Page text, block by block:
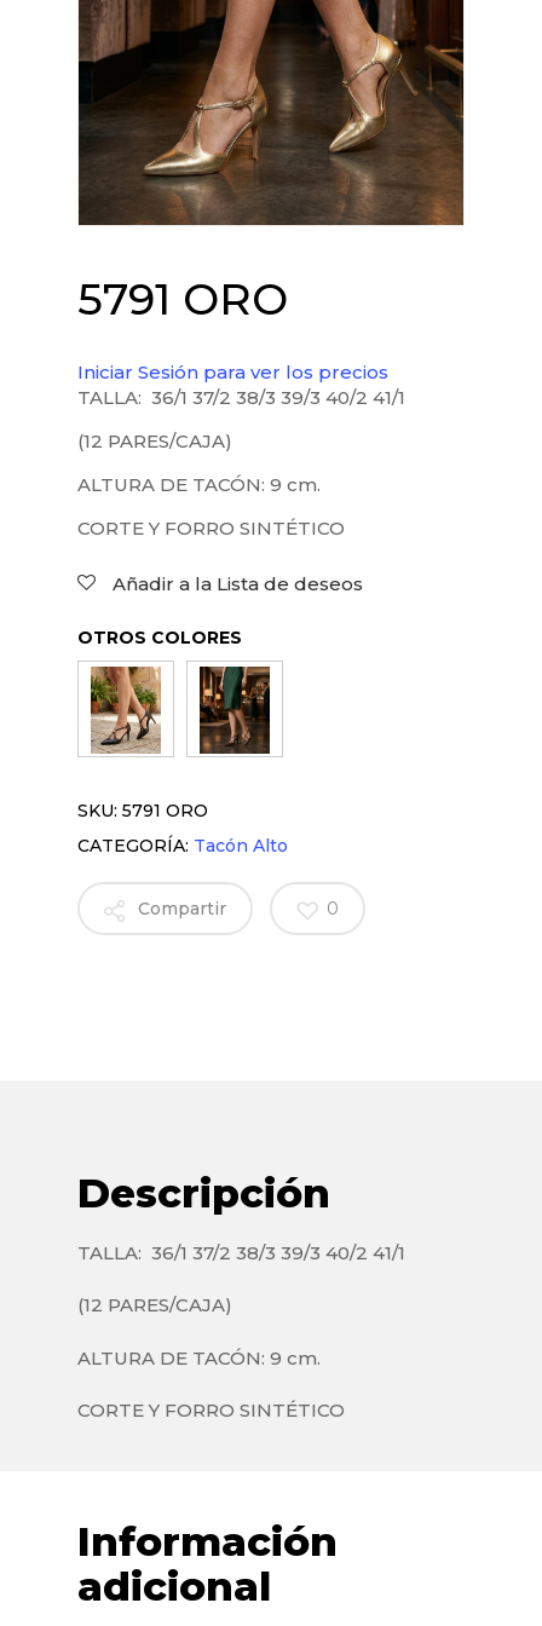
5791 ORO
Iniciar Sesión para ver los precios
TALLA: 36/1 37/2 38/3 39/3 40/2 41/1
(12 PARES/CAJA)
ALTURA DE TACÓN: 9 cm.
CORTE Y FORRO SINTÉTICO
Añadir a la Lista de deseos
OTROS COLORES
SKU: 5791 ORO
CATEGORÍA: Tacón Alto
Compartir 0
Descripción
TALLA: 36/1 37/2 38/3 39/3 40/2 41/1
(12 PARES/CAJA)
ALTURA DE TACÓN: 9 cm.
CORTE Y FORRO SINTÉTICO
Información
adicional